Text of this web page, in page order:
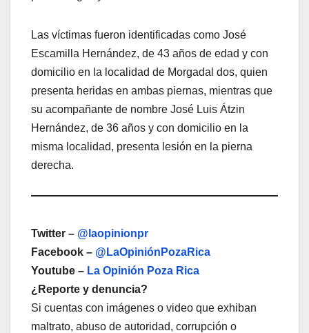
Las víctimas fueron identificadas como José
Escamilla Hernández, de 43 años de edad y con
domicilio en la localidad de Morgadal dos, quien
presenta heridas en ambas piernas, mientras que
su acompañante de nombre José Luis Átzin
Hernández, de 36 años y con domicilio en la
misma localidad, presenta lesión en la pierna
derecha.
Twitter – @laopinionpr
Facebook – @LaOpiniónPozaRica
Youtube – La Opinión Poza Rica
¿Reporte y denuncia?
Si cuentas con imágenes o video que exhiban
maltrato, abuso de autoridad, corrupción o